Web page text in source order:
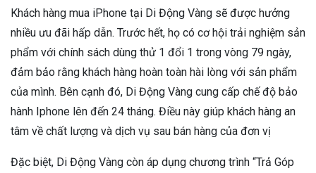
Khách hàng mua iPhone tại Di Động Vàng sẽ được hưởng
nhiều ưu đãi hấp dẫn. Trước hết, họ có cơ hội trải nghiệm sản
phẩm với chính sách dùng thử 1 đổi 1 trong vòng 79 ngày,
đảm bảo rằng khách hàng hoàn toàn hài lòng với sản phẩm
của mình. Bên cạnh đó, Di Động Vàng cung cấp chế độ bảo
hành Iphone lên đến 24 tháng. Điều này giúp khách hàng an
tâm về chất lượng và dịch vụ sau bán hàng của đơn vị
Đặc biệt, Di Động Vàng còn áp dụng chương trình “Trả Góp